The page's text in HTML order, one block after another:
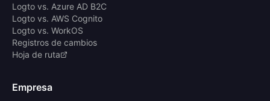
Logto vs. Azure AD B2C
Logto vs. AWS Cognito
Logto vs. WorkOS
Registros de cambios
Hoja de ruta
Empresa